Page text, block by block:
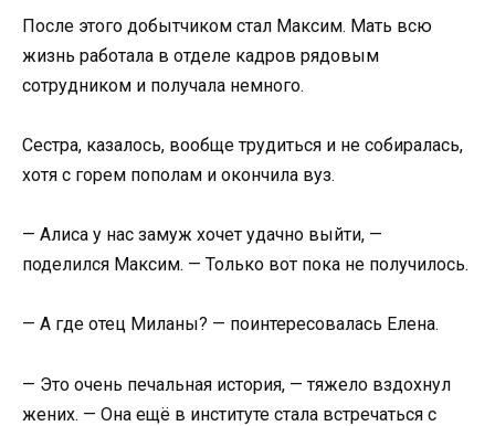
После этого добытчиком стал Максим. Мать всю
жизнь работала в отделе кадров рядовым
сотрудником и получала немного.
Сестра, казалось, вообще трудиться и не собиралась,
хотя с горем пополам и окончила вуз.
— Алиса у нас замуж хочет удачно выйти, —
поделился Максим. — Только вот пока не получилось.
— А где отец Миланы? — поинтересовалась Елена.
— Это очень печальная история, — тяжело вздохнул
жених. — Она ещё в институте стала встречаться с